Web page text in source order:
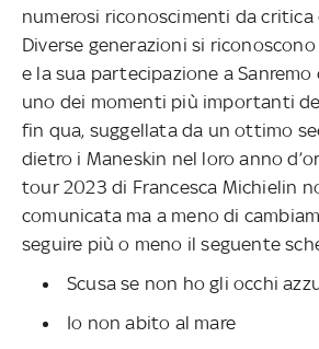
numerosi riconoscimenti da critica
Diverse generazioni si
e la sua partecipazione a
uno dei momenti più importanti
fin qua, suggellata da un ottimo
dietro i Maneskin nel loro anno
tour 2023 di Francesca Michielin
comunicata ma a meno di
seguire più o meno il seguente
Scusa se non ho gli occhi
Io non abito al mare